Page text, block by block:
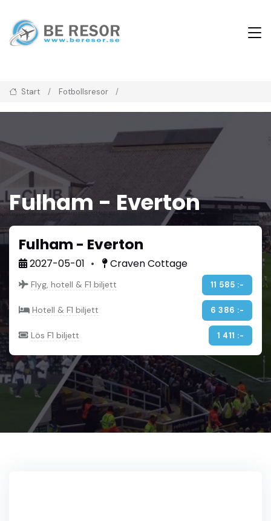
Start Fotbollsresor
Fulham - Everton
Fulham - Everton
2027-05-01 Craven Cottage
Flyg, hotell & F1 biljett 11 585 :-
Hotell & F1 biljett 6 386 :-
Lös F1 biljett 1 411 :-